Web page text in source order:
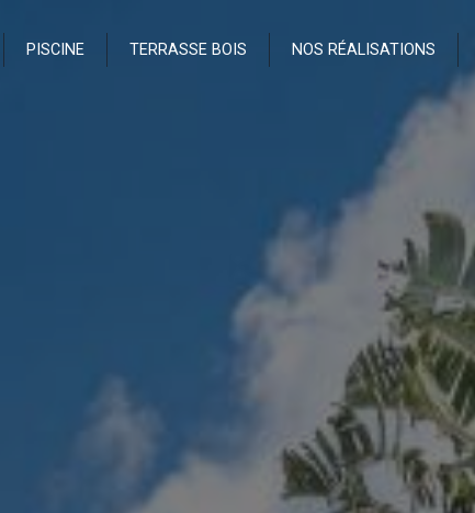
PISCINE TERRASSE BOIS NOS RÉALISATIONS